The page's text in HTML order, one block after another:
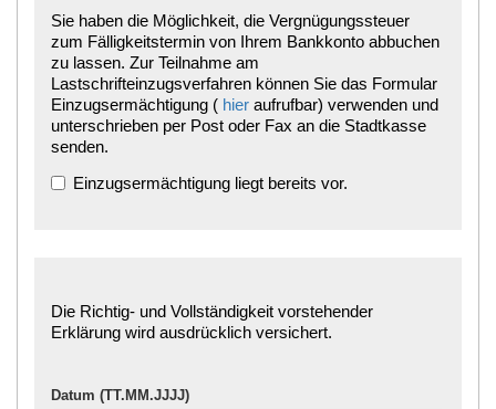
Sie haben die Möglichkeit, die Vergnügungssteuer
zum Fälligkeitstermin von Ihrem Bankkonto abbuchen
zu lassen. Zur Teilnahme am
Lastschrifteinzugsverfahren können Sie das Formular
Einzugsermächtigung ( hier aufrufbar) verwenden und
unterschrieben per Post oder Fax an die Stadtkasse
senden.
Einzugsermächtigung liegt bereits vor.
Die Richtig- und Vollständigkeit vorstehender
Erklärung wird ausdrücklich versichert.
Datum (TT.MM.JJJJ)